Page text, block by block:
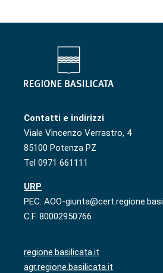
Contatti e indirizzi
Viale Vincenzo Verrastro, 4
85100 Potenza PZ
Tel 0971 661111
URP
PEC: AOO-
C.F. 80002950766
regione.basilicata.it
agr.regione.basilicata.it